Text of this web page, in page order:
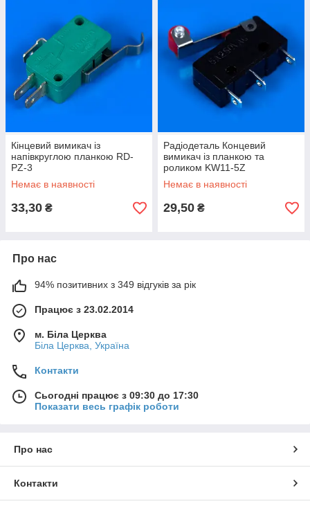
Кінцевий вимикач із
напівкруглою планкою RD-
PZ-3
Немає в наявності
33,30 ₴
Радіодеталь Концевий
вимикач із планкою та
роликом KW11-5Z
Немає в наявності
29,50 ₴
Про нас
94% позитивних з 349 відгуків за рік
Працює з 23.02.2014
м. Біла Церква
Біла Церква, Україна
Контакти
Сьогодні працює з 09:30 до 17:30
Показати весь графік роботи
Про нас
Контакти